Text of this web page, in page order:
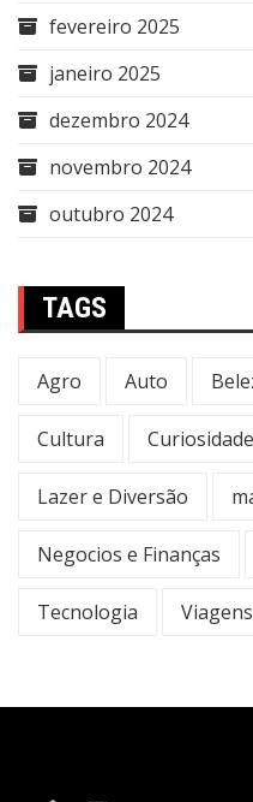
fevereiro 2025
janeiro 2025
dezembro 2024
novembro 2024
outubro 2024
TAGS
Agro Auto
Cultura
Lazer e Diversão
Negocios e Finanças
Tecnologia Viagens